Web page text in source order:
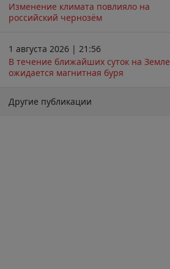
Изменение климата повлияло на
российский чернозём
1 августа 2026 | 21:56
В течение ближайших суток на Земле
ожидается магнитная буря
Другие публикации